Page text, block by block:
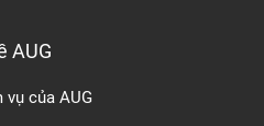
AUG
vụ của AUG